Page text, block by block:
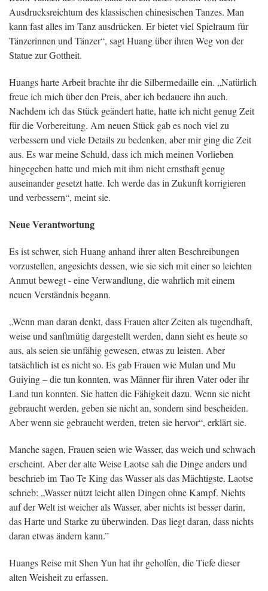
Ausdrucksreichtum des klassischen chinesischen Tanzes. Man
kann fast alles im Tanz ausdrücken. Er bietet viel Spielraum für
Tänzerinnen und Tänzer“, sagt Huang über ihren Weg von der
Statue zur Gottheit.
Huangs harte Arbeit brachte ihr die Silbermedaille ein. „Natürlich
freue ich mich über den Preis, aber ich bedauere ihn auch.
Nachdem ich das Stück geändert hatte, hatte ich nicht genug Zeit
für die Vorbereitung. Am neuen Stück gab es noch viel zu
verbessern und viele Details zu bedenken, aber mir ging die Zeit
aus. Es war meine Schuld, dass ich mich meinen Vorlieben
hingegeben hatte und mich mit ihm nicht ernsthaft genug
auseinander gesetzt hatte. Ich werde das in Zukunft korrigieren
und verbessern“, meint sie.
Neue Verantwortung
Es ist schwer, sich Huang anhand ihrer alten Beschreibungen
vorzustellen, angesichts dessen, wie sie sich mit einer so leichten
Anmut bewegt - eine Verwandlung, die wahrlich mit einem
neuen Verständnis begann.
„Wenn man daran denkt, dass Frauen alter Zeiten als tugendhaft,
weise und sanftmütig dargestellt werden, dann sieht es heute so
aus, als seien sie unfähig gewesen, etwas zu leisten. Aber
tatsächlich ist es nicht so. Es gab Frauen wie Mulan und Mu
Guiying – die tun konnten, was Männer für ihren Vater oder ihr
Land tun konnten. Sie hatten die Fähigkeit dazu. Wenn sie nicht
gebraucht werden, geben sie nicht an, sondern sind bescheiden.
Aber wenn sie gebraucht werden, treten sie hervor“, erklärt sie.
Manche sagen, Frauen seien wie Wasser, das weich und schwach
erscheint. Aber der alte Weise Laotse sah die Dinge anders und
beschrieb im Tao Te King das Wasser als das Mächtigste. Laotse
schrieb: „Wasser nützt leicht allen Dingen ohne Kampf. Nichts
auf der Welt ist weicher als Wasser, aber nichts ist besser darin,
das Harte und Starke zu überwinden. Das liegt daran, dass nichts
daran etwas ändern kann.”
Huangs Reise mit Shen Yun hat ihr geholfen, die Tiefe dieser
alten Weisheit zu erfassen.